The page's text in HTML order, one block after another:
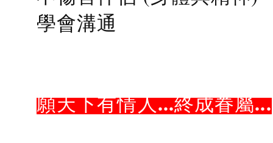
學會溝通
願天下有情人...終成眷屬...